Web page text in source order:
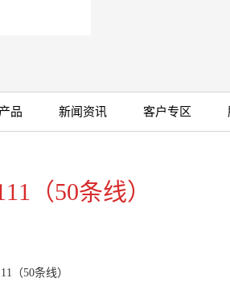
瓶
品 新闻资讯 客户专区
（50条线）
（50条线）